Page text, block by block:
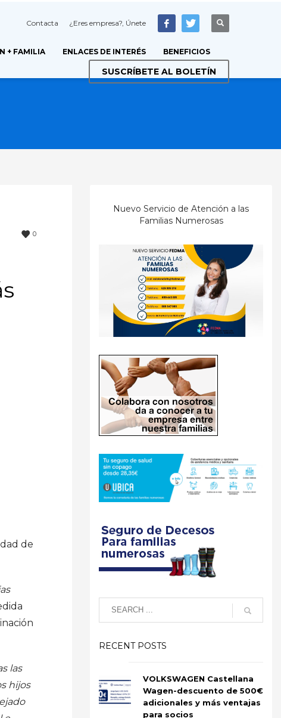
Contacta ¿Eres empresa?, Únete
+ FAMILIA ENLACES DE INTERÉS BENEFICIOS
SUSCRÍBETE AL BOLETÍN
0
de
las
hijos
Nuevo Servicio de Atención a las
Familias Numerosas
RECENT POSTS
VOLKSWAGEN Castellana
Wagen-descuento de 500€
adicionales y más ventajas
para socios